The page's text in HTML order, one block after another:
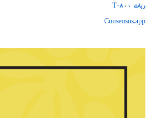
ربات T‑800
Consensus.app